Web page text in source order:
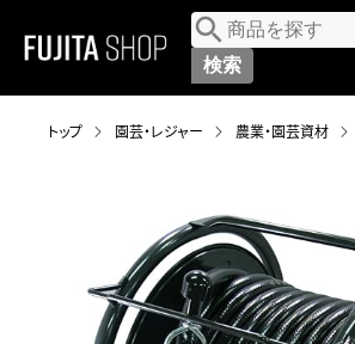
トップ 園芸・レジャー 農業・園芸資材